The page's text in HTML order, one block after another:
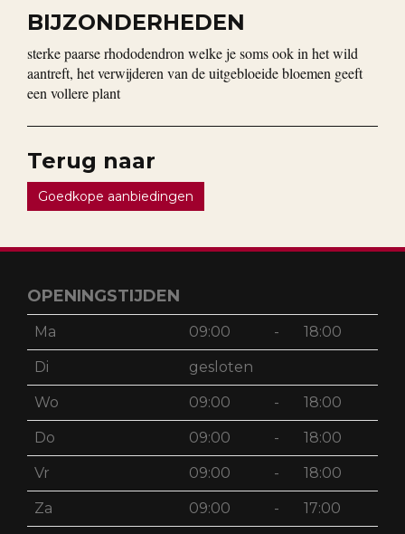
BIJZONDERHEDEN
sterke paarse rhododendron welke je soms ook in het wild
aantreft, het verwijderen van de uitgebloeide bloemen geeft
een vollere plant
Terug naar
Goedkope aanbiedingen
OPENINGSTIJDEN
Ma 09:00 - 18:00
Di gesloten
Wo 09:00 - 18:00
Do 09:00 - 18:00
Vr 09:00 - 18:00
Za 09:00 - 17:00